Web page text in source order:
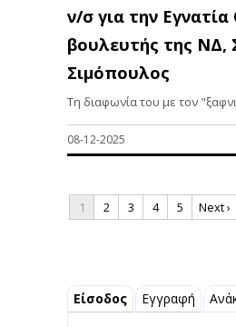
ν/σ για την
βουλευτής της ΝΔ,
Σιμόπουλος
Tη διαφωνία του με τον
08-12-2025
1 2 3 4 5 Next ›
Είσοδος Εγγραφή